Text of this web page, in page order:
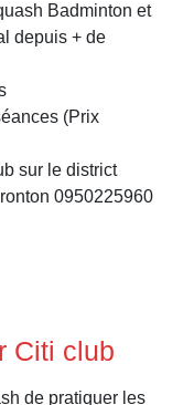
Badminton et
depuis + de
(Prix
sur le district
0950225960
Citi club
de pratiquer les